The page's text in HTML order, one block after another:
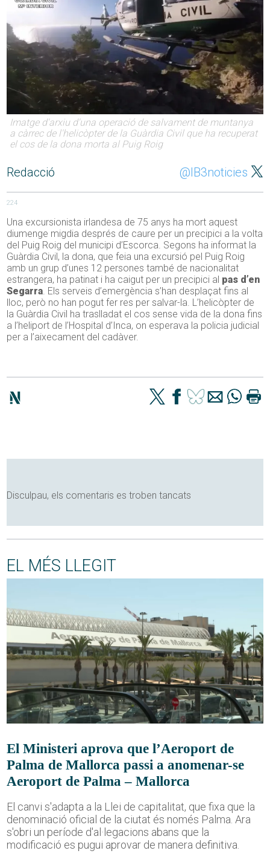
Imatge d'arxiu d'una operació de salvament de muntanya
a càrrec de l'helicòpter de la Guàrdia Civil que ha recuperat
el cos de la dona morta al Puig Roig
Redacció @IB3noticies
224
Una excursionista irlandesa de 75 anys ha mort aquest
diumenge migdia després de caure per un precipici a la volta
del Puig Roig del municipi d’Escorca. Segons ha informat la
Guàrdia Civil, la dona, que feia una excursió pel Puig Roig
amb un grup d’unes 12 persones també de nacionalitat
estrangera, ha patinat i ha caigut per un precipici al pas d’en
Segarra. Els serveis d’emergència s’han desplaçat fins al
lloc, però no han pogut fer res per salvar-la. L’helicòpter de
la Guàrdia Civil ha traslladat el cos sense vida de la dona fins
a l’heliport de l’Hospital d’Inca, on esperava la policia judicial
per a l’aixecament del cadàver.
Disculpau, els comentaris es troben tancats
EL MÉS LLEGIT
El Ministeri aprova que l’Aeroport de
Palma de Mallorca passi a anomenar-se
Aeroport de Palma – Mallorca
El canvi s'adapta a la Llei de capitalitat, que fixa que la
denominació oficial de la ciutat és només Palma. Ara
s'obri un període d'al·legacions abans que la
modificació es pugui aprovar de manera definitiva.